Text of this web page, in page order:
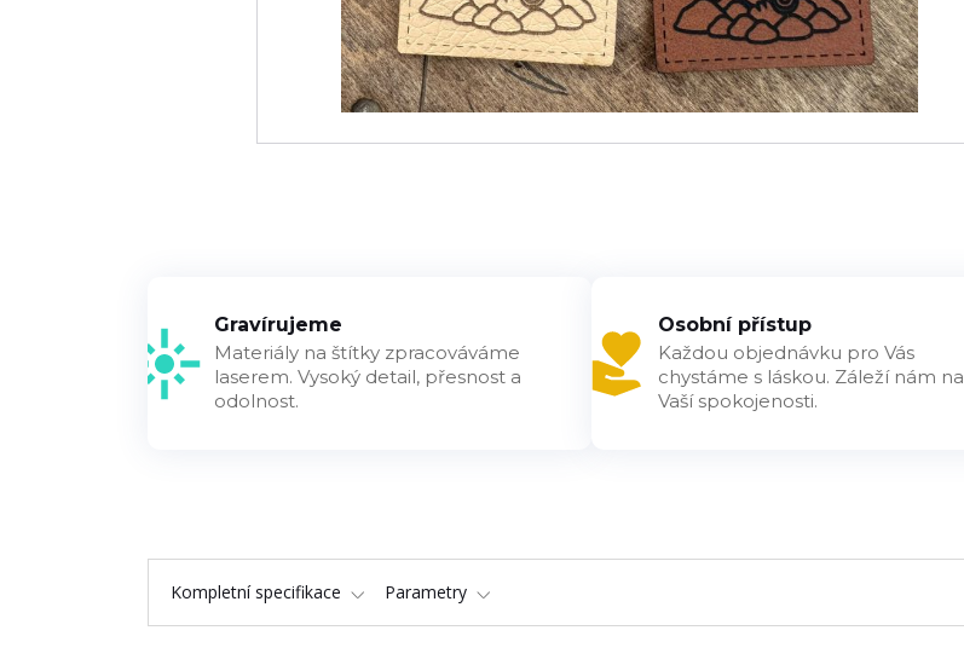
Gravírujeme
Materiály na štítky zpracováváme
laserem. Vysoký detail, přesnost a
odolnost.
Osobní přístup
Každou objednávku pro Vás
chystáme s láskou. Záleží nám na
Vaší spokojenosti.
Kompletní specifikace Parametry